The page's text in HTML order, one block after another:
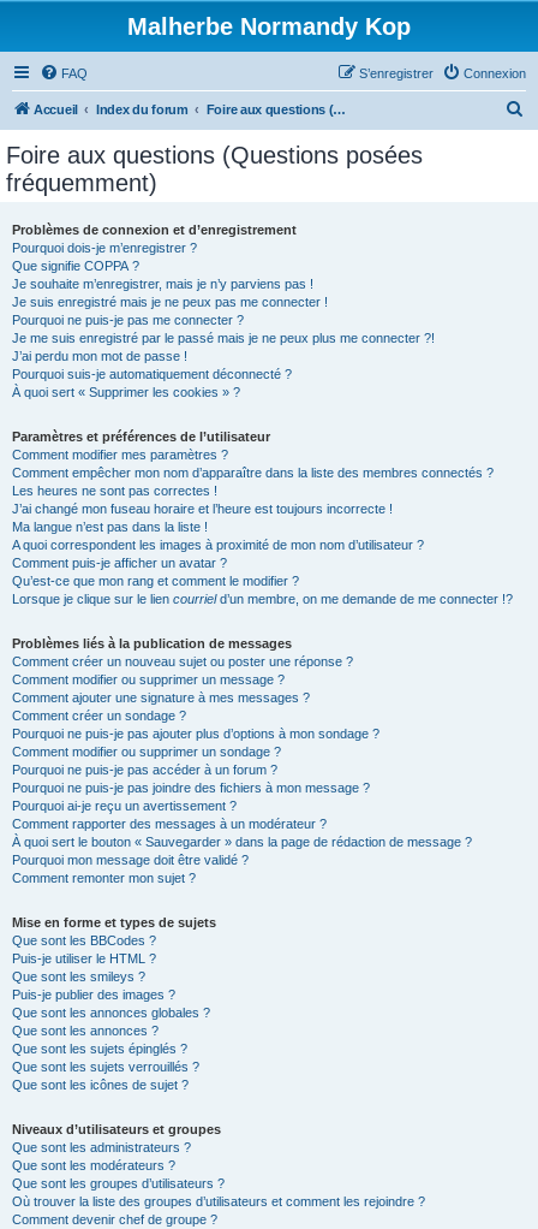
Malherbe Normandy Kop
FAQ Connexion
S’enregistrer
Accueil Index du forum Foire aux questions (Questions posées fréquemment)
Foire aux questions (Questions posées
fréquemment)
Problèmes de connexion et d’enregistrement
Pourquoi dois-je m’enregistrer ?
Que signifie COPPA ?
Je souhaite m’enregistrer, mais je n’y parviens pas !
Je suis enregistré mais je ne peux pas me connecter !
Pourquoi ne puis-je pas me connecter ?
Je me suis enregistré par le passé mais je ne peux plus me connecter ?!
J’ai perdu mon mot de passe !
Pourquoi suis-je automatiquement déconnecté ?
À quoi sert « Supprimer les cookies » ?
Paramètres et préférences de l’utilisateur
Comment modifier mes paramètres ?
Comment empêcher mon nom d’apparaître dans la liste des membres connectés ?
Les heures ne sont pas correctes !
J’ai changé mon fuseau horaire et l’heure est toujours incorrecte !
Ma langue n’est pas dans la liste !
A quoi correspondent les images à proximité de mon nom d’utilisateur ?
Comment puis-je afficher un avatar ?
Qu’est-ce que mon rang et comment le modifier ?
Lorsque je clique sur le lien courrield’un membre, on me demande de me connecter !?
Problèmes liés à la publication de messages
Comment créer un nouveau sujet ou poster une réponse ?
Comment modifier ou supprimer un message ?
Comment ajouter une signature à mes messages ?
Comment créer un sondage ?
Pourquoi ne puis-je pas ajouter plus d’options à mon sondage ?
Comment modifier ou supprimer un sondage ?
Pourquoi ne puis-je pas accéder à un forum ?
Pourquoi ne puis-je pas joindre des fichiers à mon message ?
Pourquoi ai-je reçu un avertissement ?
Comment rapporter des messages à un modérateur ?
À quoi sert le bouton « Sauvegarder » dans la page de rédaction de message ?
Pourquoi mon message doit être validé ?
Comment remonter mon sujet ?
Mise en forme et types de sujets
Que sont les BBCodes ?
Puis-je utiliser le HTML ?
Que sont les smileys ?
Puis-je publier des images ?
Que sont les annonces globales ?
Que sont les annonces ?
Que sont les sujets épinglés ?
Que sont les sujets verrouillés ?
Que sont les icônes de sujet ?
Niveaux d’utilisateurs et groupes
Que sont les administrateurs ?
Que sont les modérateurs ?
Que sont les groupes d’utilisateurs ?
Où trouver la liste des groupes d’utilisateurs et comment les rejoindre ?
Comment devenir chef de groupe ?